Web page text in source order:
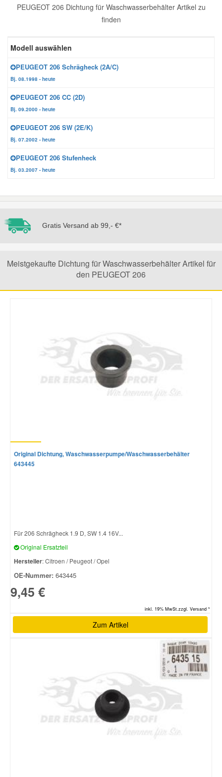
PEUGEOT 206 Dichtung für Waschwasserbehälter Artikel zu
finden
Modell auswählen
PEUGEOT 206 Schrägheck (2A/C)
Bj. 08.1998 - heute
PEUGEOT 206 CC (2D)
Bj. 09.2000 - heute
PEUGEOT 206 SW (2E/K)
Bj. 07.2002 - heute
PEUGEOT 206 Stufenheck
Bj. 03.2007 - heute
Gratis Versand ab 99,- €*
Meistgekaufte Dichtung für Waschwasserbehälter Artikel für
den PEUGEOT 206
Original Dichtung, Waschwasserpumpe/Waschwasserbehälter
643445
Für 206 Schrägheck 1.9 D, SW 1.4 16V...
Original Ersatzteil
Hersteller: Citroen / Peugeot / Opel
OE-Nummer: 643445
9,45 €
inkl. 19% MwSt.zzgl. Versand *
Zum Artikel
Zündanlage und Glühanlage
Reparatur-Zubehör
Karosserie Werkzeug
Schlüsselgehäuse
Werkstattbedarf
Winter-Autozubehör
Daihatsu Ersatzteile
Dodge Ersatzteile
Honda Ersatzteile
Hyundai Ersatzteile
Jeep Ersatzteile
Mercedes Ersatzteile
Nissan Ersatzteile
Porsche Ersatzteile
Skoda Ersatzteile